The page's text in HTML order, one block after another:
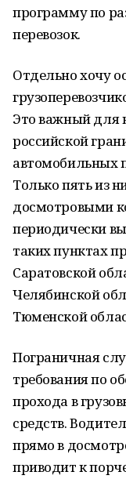
программу по
перевозок.
Отдельно хочу
Это важный для
российской
автомобильных
Только пять из
досмотровыми
периодически
таких пунктах
Саратовской
Челябинской
Тюменской
Пограничная
требования по
прохода в
средств.
прямо в
приводит к